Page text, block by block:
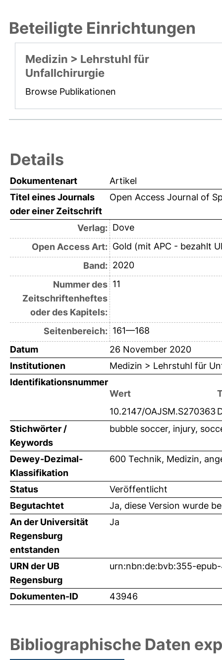
Beteiligte Einrichtungen
Medizin > Lehrstuhl für
Unfallchirurgie
Browse Publikationen
Details
Dokumentenart
Artikel
Titel eines Journals
oder einer Zeitschrift
Open Access Journal of
Verlag: Dove
Open Access Art: Gold (mit APC - bezahlt
Band: 2020
Nummer des
Zeitschriftenheftes
oder des Kapitels:
11
Seitenbereich: 161—168
Datum
26 November 2020
Institutionen
Medizin > Lehrstuhl für
Identifikationsnummer
Wert
10.2147/OAJSM.S270363
Stichwörter /
Keywords
bubble soccer, injury,
Dewey-Dezimal-
Klassifikation
600 Technik, Medizin,
Status
Veröffentlicht
Begutachtet
Ja, diese Version wurde
An der Universität
Regensburg
entstanden
Ja
URN der UB
Regensburg
urn:nbn:de:bvb:355-
Dokumenten-ID 43946
Bibliographische Daten